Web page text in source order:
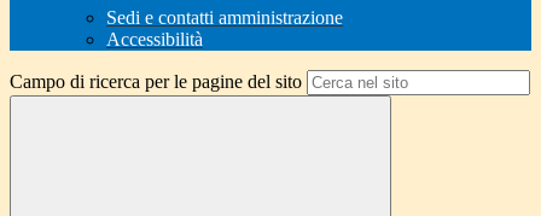
Sedi e contatti amministrazione
Accessibilità
Campo di ricerca per le pagine del sito